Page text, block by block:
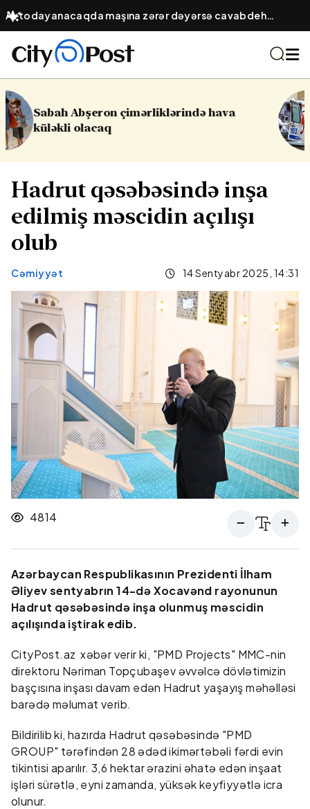
Avtodayanacaqda maşına zərər dəyərsə cavabdeh
kimdir? – Obyekt sahibinin hüquqi öhdəliyi
16 yaşlı yeniyetmə öldü,
Hadrut qəsəbəsində inşa
edilmiş məscidin açılışı
olub
Cəmiyyət 14 Sentyabr 2025, 14:31
4814
Azərbaycan Respublikasının Prezidenti İlham
Əliyev sentyabrın 14-də Xocavənd rayonunun
Hadrut qəsəbəsində inşa olunmuş məscidin
açılışında iştirak edib.
CityPost.az xəbər verir ki, "PMD Projects" MMC-nin
direktoru Nəriman Topçubaşev əvvəlcə dövlətimizin
başçısına inşası davam edən Hadrut yaşayış məhəlləsi
barədə məlumat verib.
Bildirilib ki, hazırda Hadrut qəsəbəsində "PMD
GROUP" tərəfindən 28 ədəd ikimərtəbəli fərdi evin
tikintisi aparılır. 3,6 hektar ərazini əhatə edən inşaat
işləri sürətlə, eyni zamanda, yüksək keyfiyyətlə icra
olunur.